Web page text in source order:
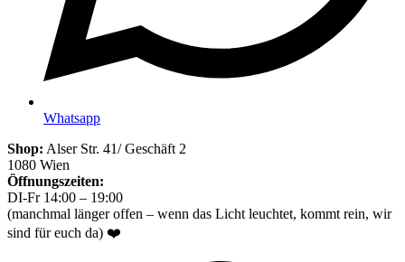
Whatsapp
Shop: Alser Str. 41/ Geschäft 2
1080 Wien
Öffnungszeiten:
DI-Fr 14:00 – 19:00
(manchmal länger offen – wenn das Licht leuchtet, kommt rein, wir
sind für euch da) ❤️